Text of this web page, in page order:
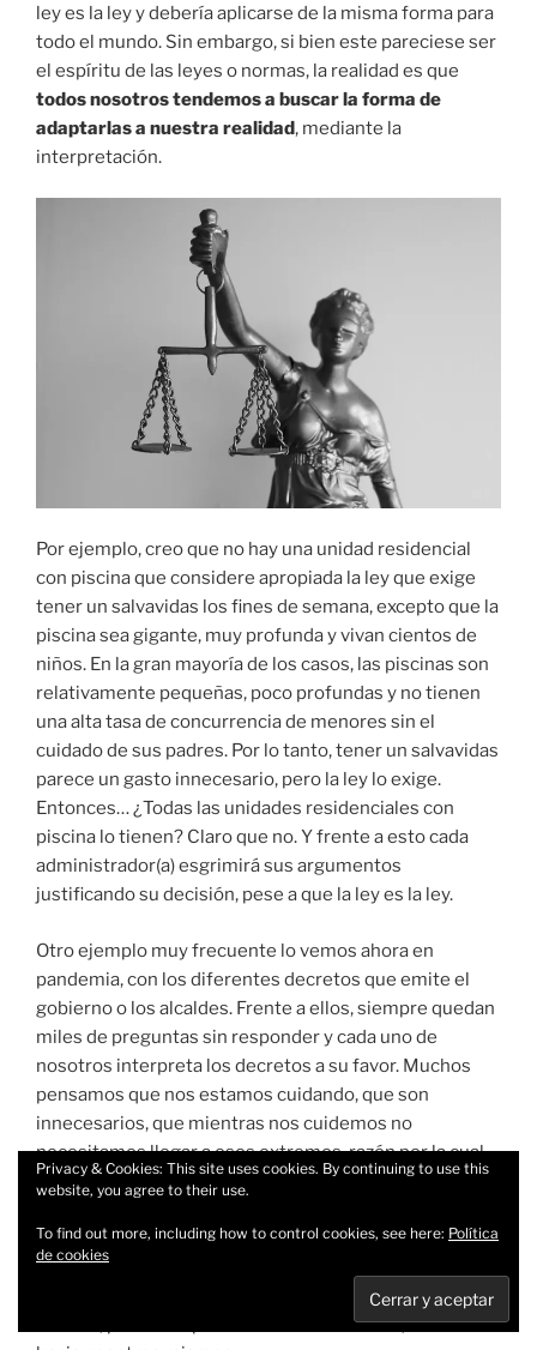
ley es la ley y debería aplicarse de la misma forma para
todo el mundo. Sin embargo, si bien este pareciese ser
el espíritu de las leyes o normas, la realidad es que
todos nosotros tendemos a buscar la forma de
adaptarlas a nuestra realidad, mediante la
interpretación.
Por ejemplo, creo que no hay una unidad residencial
con piscina que considere apropiada la ley que exige
tener un salvavidas los fines de semana, excepto que la
piscina sea gigante, muy profunda y vivan cientos de
niños. En la gran mayoría de los casos, las piscinas son
relativamente pequeñas, poco profundas y no tienen
una alta tasa de concurrencia de menores sin el
cuidado de sus padres. Por lo tanto, tener un salvavidas
parece un gasto innecesario, pero la ley lo exige.
Entonces… ¿Todas las unidades residenciales con
piscina lo tienen? Claro que no. Y frente a esto cada
administrador(a) esgrimirá sus argumentos
justificando su decisión, pese a que la ley es la ley.
Otro ejemplo muy frecuente lo vemos ahora en
pandemia, con los diferentes decretos que emite el
gobierno o los alcaldes. Frente a ellos, siempre quedan
miles de preguntas sin responder y cada uno de
nosotros interpreta los decretos a su favor. Muchos
pensamos que nos estamos cuidando, que son
innecesarios, que mientras nos cuidemos no
necesitamos llegar a esos extremos, razón por la cual
aún en toque de queda, inventamos cualquier excusa
exactamente lo mismo, interpretar la norma, pero
cuyo resultado difiere del nuestro. Y es ahí donde
decimos… “no aprenden”, “no entienden” o “son unos
brutos”, pero siempre mirando hacia afuera, nunca
Privacy & Cookies: This site uses cookies. By continuing to use this
website, you agree to their use.
To find out more, including how to control cookies, see here: Política
de cookies